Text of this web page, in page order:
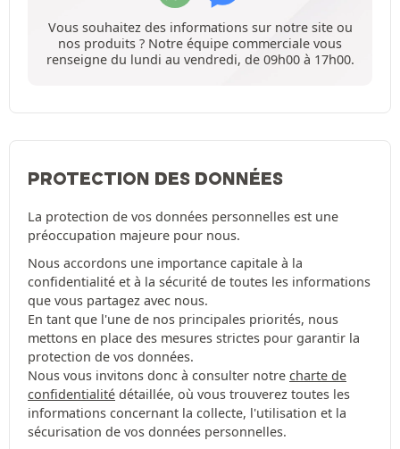
Vous souhaitez des informations sur notre site ou
nos produits ? Notre équipe commerciale vous
renseigne du lundi au vendredi, de 09h00 à 17h00.
PROTECTION DES DONNÉES
La protection de vos données personnelles est une
préoccupation majeure pour nous.
Nous accordons une importance capitale à la
confidentialité et à la sécurité de toutes les informations
que vous partagez avec nous.
En tant que l'une de nos principales priorités, nous
mettons en place des mesures strictes pour garantir la
protection de vos données.
Nous vous invitons donc à consulter notre charte de
confidentialité détaillée, où vous trouverez toutes les
informations concernant la collecte, l'utilisation et la
sécurisation de vos données personnelles.